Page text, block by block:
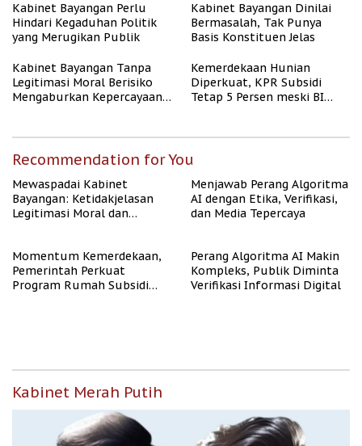
Kabinet Bayangan Perlu
Hindari Kegaduhan Politik
yang Merugikan Publik
Kabinet Bayangan Dinilai
Bermasalah, Tak Punya
Basis Konstituen Jelas
Kabinet Bayangan Tanpa
Legitimasi Moral Berisiko
Mengaburkan Kepercayaan
Kemerdekaan Hunian
Diperkuat, KPR Subsidi
Tetap 5 Persen meski BI
Recommendation for You
Mewaspadai Kabinet
Bayangan: Ketidakjelasan
Legitimasi Moral dan
Menjawab Perang Algoritma
AI dengan Etika, Verifikasi,
dan Media Tepercaya
Momentum Kemerdekaan,
Pemerintah Perkuat
Program Rumah Subsidi
Perang Algoritma AI Makin
Kompleks, Publik Diminta
Verifikasi Informasi Digital
Kabinet Merah Putih